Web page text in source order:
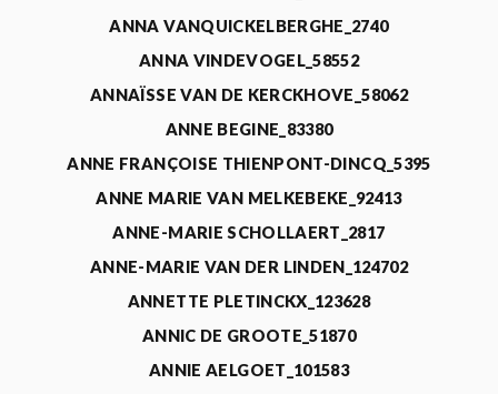
ANNA VANQUICKELBERGHE_2740
ANNA VINDEVOGEL_58552
ANNAÏSSE VAN DE KERCKHOVE_58062
ANNE BEGINE_83380
ANNE FRANÇOISE THIENPONT-DINCQ_5395
ANNE MARIE VAN MELKEBEKE_92413
ANNE-MARIE SCHOLLAERT_2817
ANNE-MARIE VAN DER LINDEN_124702
ANNETTE PLETINCKX_123628
ANNIC DE GROOTE_51870
ANNIE AELGOET_101583